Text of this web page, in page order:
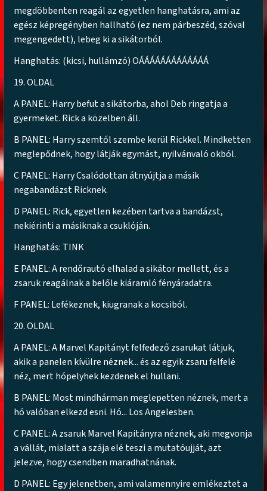
megdöbbenten reagál az egyetlen hanghatásra, ami az
egész képregényben hallható (ez nem párbeszéd, szóval
megengedett), lebeg ki a sikátorból.
Hanghatás: (kicsi, hullámzó) OÁÁÁÁÁÁÁÁÁÁÁÁÁ
19. OLDAL
A PANEL: Harry befut a sikátorba, ahol Deb ringatja a
gyermeket. Rick a közelben áll.
B PANEL: Harry szemtől szembe kerül Rickkel. Mindketten
meglepődnek, hogy látják egymást, nyilvánvaló okból.
C PANEL: Harry Csalódottan átnyújtja a másik
negabandázst Ricknek.
D PANEL: Rick, egyetlen kezében tartva a bandázst,
nekiérinti a másiknak a csuklóján.
Hanghatás: TINK
E PANEL: A rendőrautó elhalad a sikátor mellett, és a
zsaruk reagálnak a belőle kiáramló fényáradatra.
F PANEL: Lefékeznek, kiugranak a kocsiból.
20. OLDAL
A PANEL: A Marvel Kapitányt felfedező zsarukat látjuk,
akik a panelen kívülre néznek... és az egyik zsaru felfelé
néz, mert hópelyhek kezdenek el hullani.
B PANEL: Most mindhárman meglepetten néznek, mert a
hó valóban elkezd esni. Hó... Los Angelesben.
C PANEL: A zsaruk Marvel Kapitányra néznek, aki megvonja
a vállát, mialatt a szája elé teszi a mutatóujját, azt
jelezve, hogy csendben maradhatnának.
D PANEL: Egy jelenetben, ami valamennyire emlékeztet a